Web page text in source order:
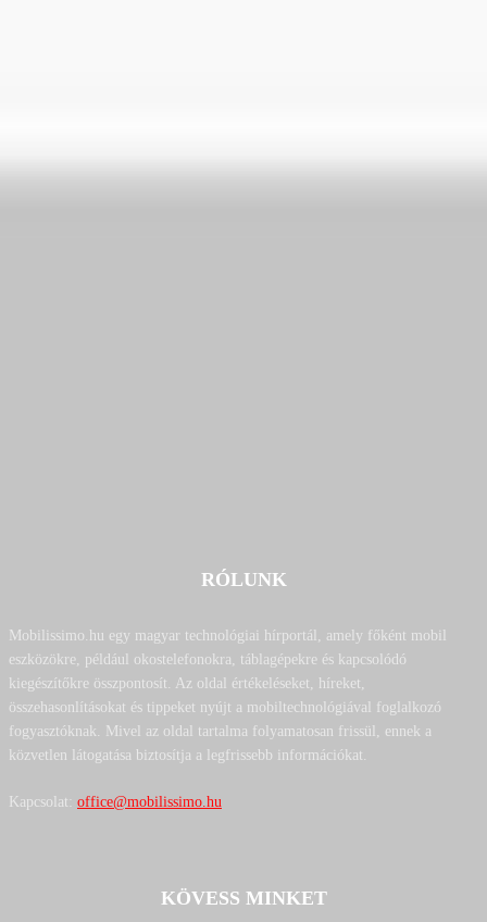
RÓLUNK
Mobilissimo.hu egy magyar technológiai hírportál, amely főként mobil
eszközökre, például okostelefonokra, táblagépekre és kapcsolódó
kiegészítőkre összpontosít. Az oldal értékeléseket, híreket,
összehasonlításokat és tippeket nyújt a mobiltechnológiával foglalkozó
fogyasztóknak. Mivel az oldal tartalma folyamatosan frissül, ennek a
közvetlen látogatása biztosítja a legfrissebb információkat.
Kapcsolat: office@mobilissimo.hu
KÖVESS MINKET